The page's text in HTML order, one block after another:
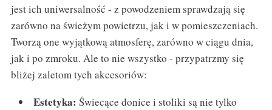
jest ich uniwersalność - z powodzeniem sprawdzają się
zarówno na świeżym powietrzu, jak i w pomieszczeniach.
Tworzą one wyjątkową atmosferę, zarówno w ciągu dnia,
jak i po zmroku. Ale to nie wszystko - przypatrzmy się
bliżej zaletom tych akcesoriów:
Estetyka: Świecące donice i stoliki są nie tylko